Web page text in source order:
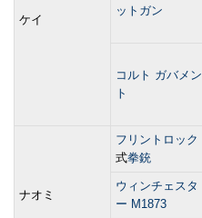
ケイ
ットガン
コルト ガバメン
ト
ナオミ
フリントロック
式拳銃
ウィンチェスタ
ー M1873